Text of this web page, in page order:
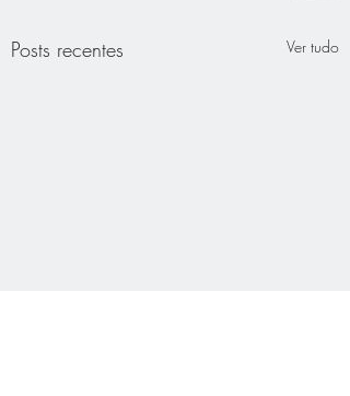
Posts recentes Ver tudo